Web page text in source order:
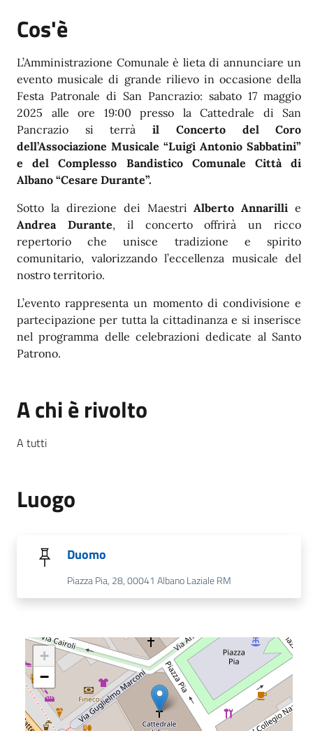
Cos'è
L’Amministrazione Comunale è lieta di annunciare un
evento musicale di grande rilievo in occasione della
Festa Patronale di San Pancrazio: sabato 17 maggio
2025 alle ore 19:00 presso la Cattedrale di San
Pancrazio si terràil Concerto del Coro
dell’Associazione Musicale “Luigi Antonio Sabbatini”
e del Complesso Bandistico Comunale Città di
Albano “Cesare Durante”.
Sotto la direzione dei MaestriAlberto Annarilli e
Andrea Durante, il concerto offrirà un ricco
repertorio che unisce tradizione e spirito
comunitario, valorizzando l’eccellenza musicale del
nostro territorio.
L’evento rappresenta un momento di condivisione e
partecipazione per tutta la cittadinanza e si inserisce
nel programma delle celebrazioni dedicate al Santo
Patrono.
A chi è rivolto
A tutti
Luogo
Duomo
Piazza Pia, 28, 00041 Albano Laziale RM
+
−